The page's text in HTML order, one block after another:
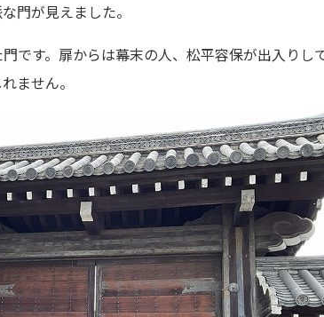
門が見えました。
です。扉からは幕末の人、松平容保が出入りし
ません。